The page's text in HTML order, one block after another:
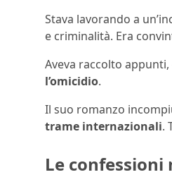
Stava lavorando a
e criminalità. Era
Aveva raccolto
l’omicidio.
Il suo romanzo
trame internazionali.
Le